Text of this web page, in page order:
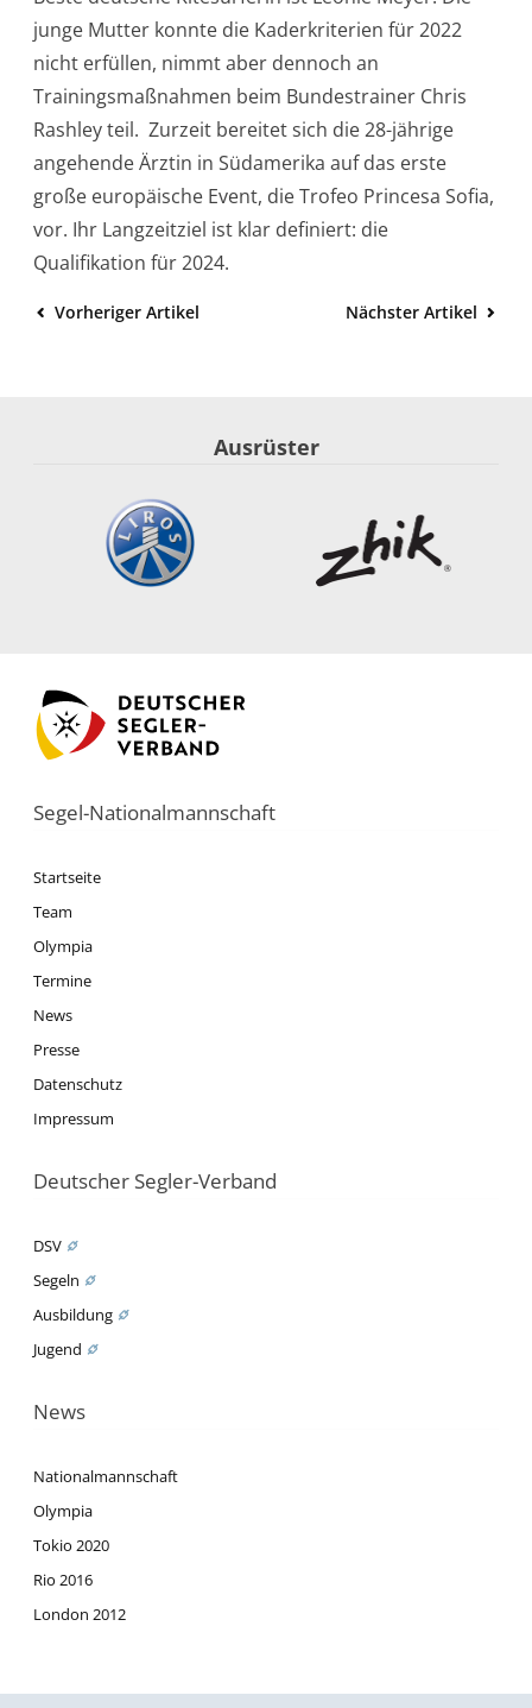
junge Mutter konnte die Kaderkriterien für 2022
nicht erfüllen, nimmt aber dennoch an
Trainingsmaßnahmen beim Bundestrainer Chris
Rashley teil. Zurzeit bereitet sich die 28-jährige
angehende Ärztin in Südamerika auf das erste
große europäische Event, die Trofeo Princesa Sofia,
vor. Ihr Langzeitziel ist klar definiert: die
Qualifikation für 2024.
Vorheriger Artikel Nächster Artikel
Ausrüster
Segel-Nationalmannschaft
Startseite
Team
Olympia
Termine
News
Presse
Datenschutz
Impressum
Deutscher Segler-Verband
DSV
Segeln
Ausbildung
Jugend
News
Nationalmannschaft
Olympia
Tokio 2020
Rio 2016
London 2012